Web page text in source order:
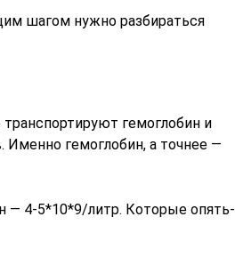
шагом нужно разбираться
гемоглобин и
гемоглобин, а точнее —
4-5*10*9/литр. Которые опять-